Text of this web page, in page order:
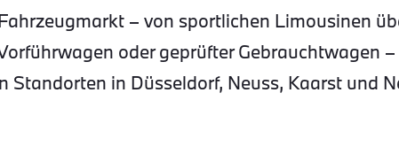
– von sportlichen Limousinen
oder geprüfter Gebrauchtwagen
in Düsseldorf, Neuss, Kaarst und